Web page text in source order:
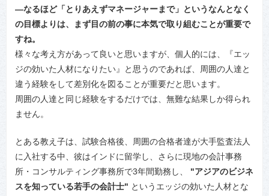
―なるほど「とりあえずマネージャーまで」というなんとなく
の目標よりは、まず目の前の事に本気で取り組むことが重要で
すね。
様々な考え方があって良いと思いますが、個人的には、『エッ
ジの効いた人材になりたい』と思うのであれば、周囲の人達と
違う経験をして差別化を図ることが重要だと思います。
周囲の人達と同じ経験をするだけでは、無難な結果しか得られ
ません。
とある教え子は、試験合格後、周囲の合格者達が大手監査法人
に入社する中、彼はインドに留学し、さらに現地の会計事務
所・コンサルティング事務所で3年間勤務し、
"アジアのビジネ
スを知っている若手の会計士" というエッジの効いた人材とな